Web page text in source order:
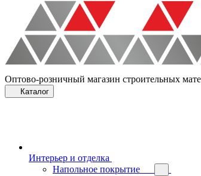
Оптово-розничный магазин строительных
Каталог
Интерьер и отделка
Напольное покрытие